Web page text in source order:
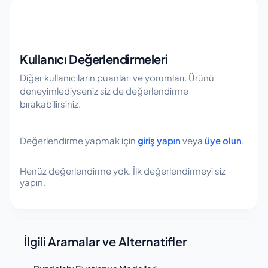
özelliklere göre sıralama yapabilir ve
edebilirsiniz.
veriler revize edilir. Herhangi bir bilgi hatası veya
kanallarımız üzerinden bize ulaşabilirsiniz.
Kullanıcı Değerlendirmeleri
Diğer kullanıcıların puanları ve yorumları. Ürünü
deneyimlediyseniz siz de değerlendirme
bırakabilirsiniz.
Değerlendirme yapmak için giriş yapın veya üye olun.
Henüz değerlendirme yok. İlk değerlendirmeyi siz
yapın.
İlgili Aramalar ve Alternatifler